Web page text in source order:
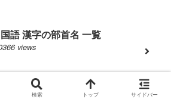
語 漢字の部首名 一覧
views
里の長城（八達嶺長城）～中国で
検索 トップ サイドバー